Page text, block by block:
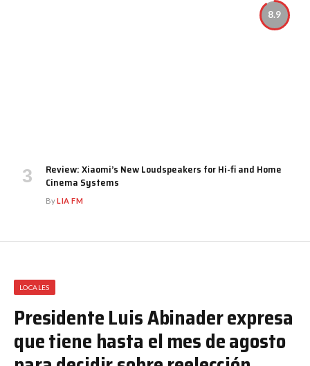
8.9
Review: Xiaomi’s New Loudspeakers for Hi-fi and Home
Cinema Systems
ByLIA FM
LOCALES
Presidente Luis Abinader expresa
que tiene hasta el mes de agosto